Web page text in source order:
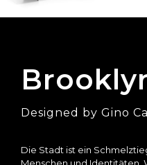
Designed by Gino
Die Stadt ist ein